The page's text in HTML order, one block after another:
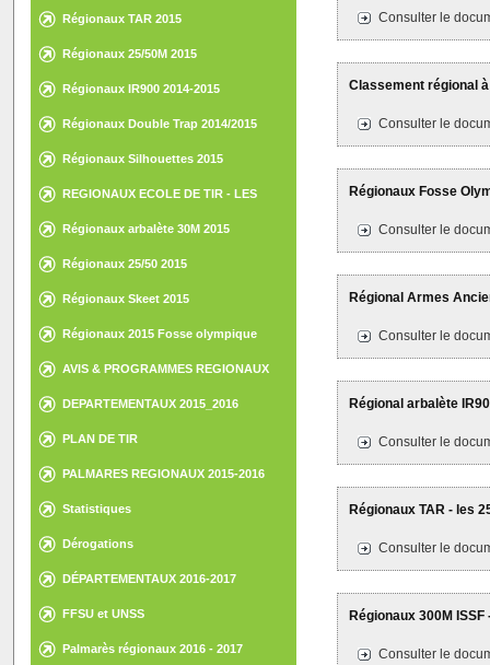
Régionaux TAR 2015
Régionaux 25/50M 2015
Régionaux IR900 2014-2015
Régionaux Double Trap 2014/2015
Régionaux Silhouettes 2015
REGIONAUX ECOLE DE TIR - LES
Régionaux arbalète 30M 2015
Régionaux 25/50 2015
Régionaux Skeet 2015
Régionaux 2015 Fosse olympique
AVIS & PROGRAMMES REGIONAUX
DEPARTEMENTAUX 2015_2016
PLAN DE TIR
PALMARES REGIONAUX 2015-2016
Statistiques
Dérogations
DÉPARTEMENTAUX 2016-2017
FFSU et UNSS
Palmarès régionaux 2016 - 2017
Consulter le
Classement régional
Consulter le
Régionaux Fosse
Consulter le
Régional Armes
Consulter le
Régional arbalète
Consulter le
Régionaux TAR - les
Consulter le
Régionaux 300M
Consulter le